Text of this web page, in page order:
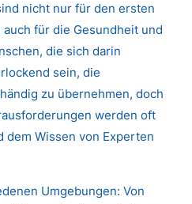
nicht nur für den ersten
für die Gesundheit und
die sich darin
sein, die
zu übernehmen, doch
werden oft
dem Wissen von Experten
Umgebungen: Von